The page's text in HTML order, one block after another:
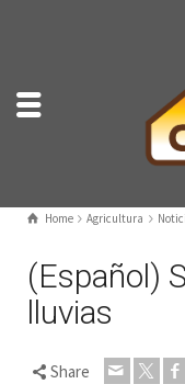
Home Agricultura
(Español)
lluvias
Share